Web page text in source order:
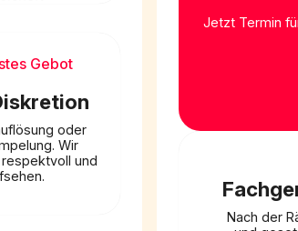
Gebot
oder
Wir
und
Jetzt Termin
Nach der